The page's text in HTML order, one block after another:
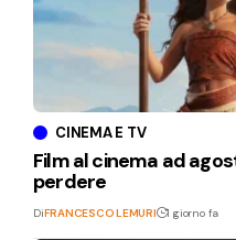
CINEMA E TV
Film al cinema ad
perdere
DiFRANCESCO LEMURI 1 giorno fa